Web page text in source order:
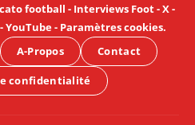
football - Interviews Foot-X-
-YouTube- Paramètres cookies.
A-Propos Contact
confidentialité